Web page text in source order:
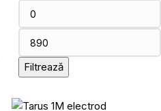
Filtrează